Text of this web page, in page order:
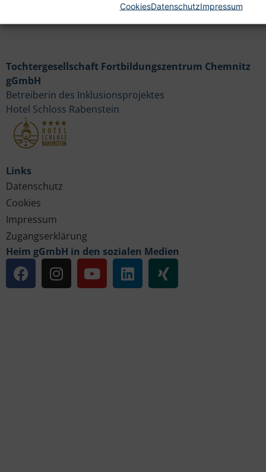
CookiesDatenschutzImpressum
Links
Datenschutz
Cookies
Impressum
Zugangserklärung
Heim gGmbH in den sozialen Medien
Tochtergesellschaft Fortbildungszentrum Chemnitz
gGmbH
Betreiberin des Inklusionsprojektes
Hotel Schloss Rabenstein